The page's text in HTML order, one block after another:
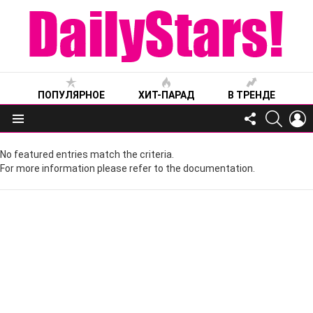
ПОПУЛЯРНОЕ ХИТ-ПАРАД В ТРЕНДЕ
Меню
FOLLOW
US
No featured entries match the criteria.
For more information please refer to the documentation.